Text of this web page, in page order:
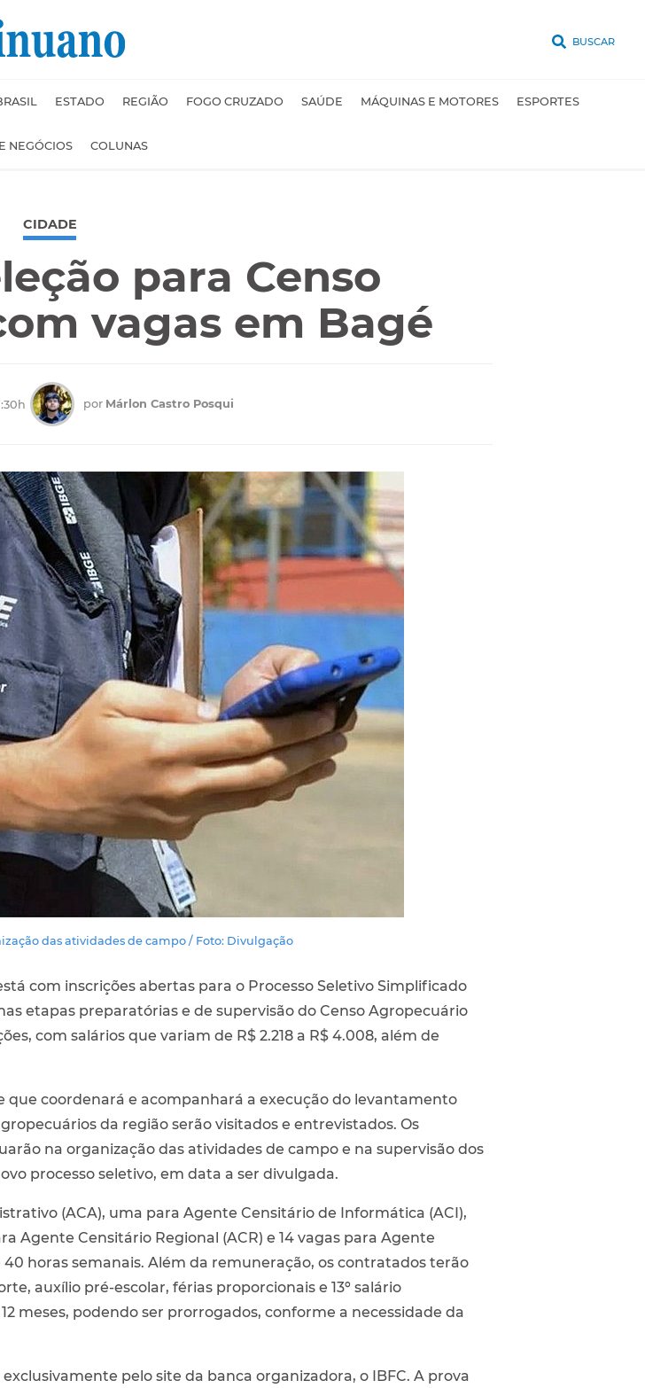
BUSCAR
ESTADO REGIÃO FOGO CRUZADO SAÚDE MÁQUINAS E MOTORES ESPORTES
NEGÓCIOS COLUNAS
CIDADE
para Censo
vagas em Bagé
por Márlon Castro Posqui
das atividades de campo / Foto: Divulgação
com inscrições abertas para o Processo Seletivo Simplificado
etapas preparatórias e de supervisão do Censo Agropecuário
com salários que variam de R$ 2.218 a R$ 4.008, além de
coordenará e acompanhará a execução do levantamento
da região serão visitados e entrevistados. Os
na organização das atividades de campo e na supervisão dos
processo seletivo, em data a ser divulgada.
(ACA), uma para Agente Censitário de Informática (ACI),
Agente Censitário Regional (ACR) e 14 vagas para Agente
horas semanais. Além da remuneração, os contratados terão
auxílio pré-escolar, férias proporcionais e 13º salário
meses, podendo ser prorrogados, conforme a necessidade da
pelo site da banca organizadora, o IBFC. A prova